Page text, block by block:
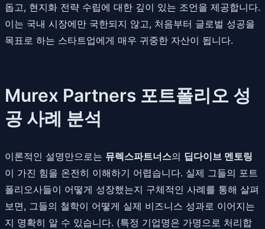
돕고, 현지화 전략 수립에 대한 깊이 있는 조언을 제공합니다.
이는 국내 시장에만 국한되지 않고, 처음부터 글로벌 성공을
목표로 하는 스타트업에게 매우 귀중한 자산이 됩니다.
Murex Partners 포트폴리오 성
공 사례 분석
이론적인 설명만으로는 뮤렉스파트너스의 딥다이브 멘토링
이 가진 힘을 온전히 이해하기 어렵습니다. 실제 그들의 포트
폴리오사들이 어떻게 성장했는지 구체적인 사례를 통해 살펴
보면, 그들의 철학이 어떻게 실제 비즈니스 성과로 이어지는
지 명확히 알 수 있습니다. (특정 기업명은 가명으로 처리합